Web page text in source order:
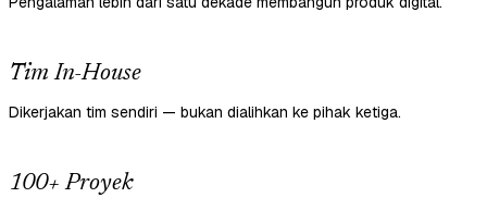
Tim In-House
Dikerjakan tim sendiri — bukan dialihkan ke pihak ketiga.
100+ Proyek